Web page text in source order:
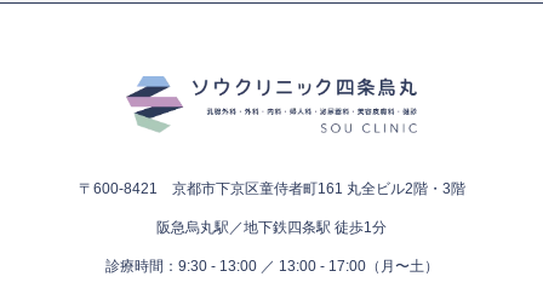
〒600-8421 京都市下京区童侍者町161 丸全ビル2階・3階
阪急烏丸駅／地下鉄四条駅 徒歩1分
診療時間：9:30 - 13:00 ／ 13:00 - 17:00（月〜土）